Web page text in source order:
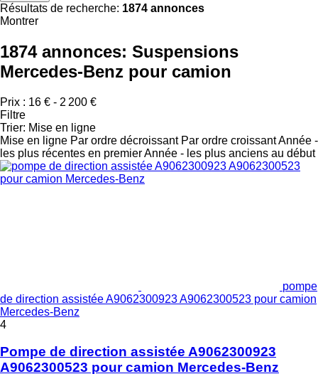
Résultats de recherche: 1874 annonces
Montrer
1874 annonces: Suspensions
Mercedes-Benz pour camion
Prix : 16 € - 2 200 €
Filtre
Trier: Mise en ligne
Mise en ligne Par ordre décroissant Par ordre croissantAnnée -
les plus récentes en premierAnnée - les plus anciens au début
pompe
de direction assistée A9062300923 A9062300523 pour camion
Mercedes-Benz
4
Pompe de direction assistée A9062300923
A9062300523 pour camion Mercedes-Benz